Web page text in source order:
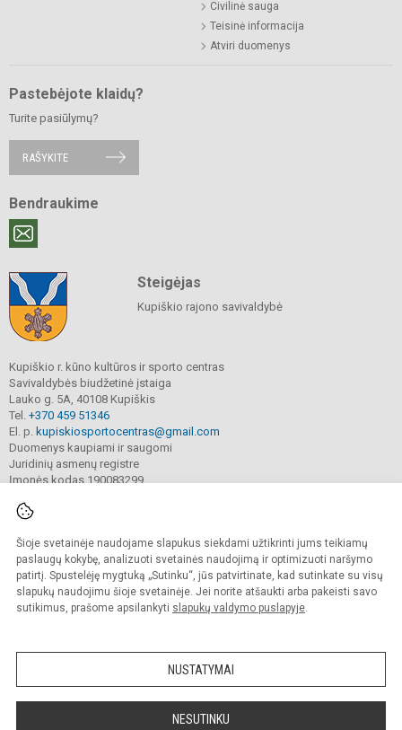
Šioje svetainėje naudojame slapukus siekdami užtikrinti jums teikiamų
paslaugų kokybę, analizuoti svetainės naudojimą ir optimizuoti naršymo
patirtį. Spustelėję mygtuką „Sutinku“, jūs patvirtinate, kad sutinkate su visų
slapukų naudojimu šioje svetainėje. Jei norite atšaukti arba pakeisti savo
sutikimus, prašome apsilankyti slapukų valdymo puslapyje.
NUSTATYMAI
NESUTINKU
Civilinė sauga
Teisinė informacija
Atviri duomenys
Pastebėjote klaidų?
Turite pasiūlymų?
RAŠYKITE
Bendraukime
Steigėjas
Kupiškio rajono savivaldybė
Kupiškio r. kūno kultūros ir sporto centras
Savivaldybės biudžetinė įstaiga
Lauko g. 5A, 40108 Kupiškis
Tel. +370 459 51346
El. p. kupiskiosportocentras@gmail.com
Duomenys kaupiami ir saugomi
Juridinių asmenų registre
Įmonės kodas 190083299
© 2022. Kupiškio r. kūno kultūros ir sporto centras. Visos teisės saugomos.
Kopijuoti turinį be raštiško sutikimo griežtai draudžiama.
Prieinamumo paraiška Slapukų valdymas
Sumanus būdas atnaujinti